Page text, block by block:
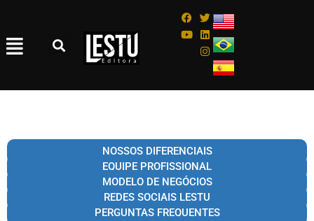
NOSSOS DIFERENCIAIS
EQUIPE PROFISSIONAL
MODELO DE NEGÓCIOS
REDES SOCIAIS LESTU
PERGUNTAS FREQUENTES